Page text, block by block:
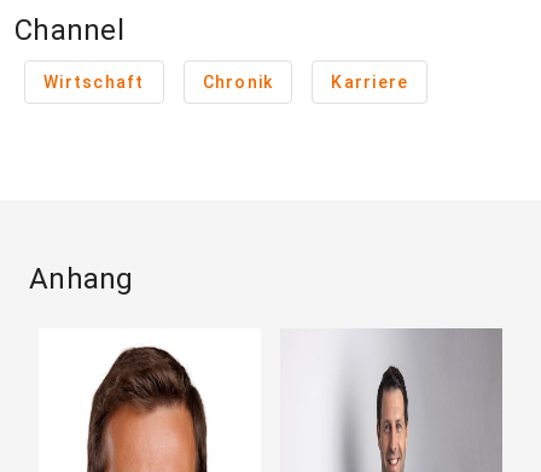
Channel
Wirtschaft Chronik Karriere
Anhang